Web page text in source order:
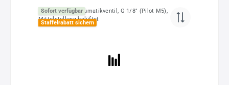
Sofort verfügbar
Staffelrabatt sichern